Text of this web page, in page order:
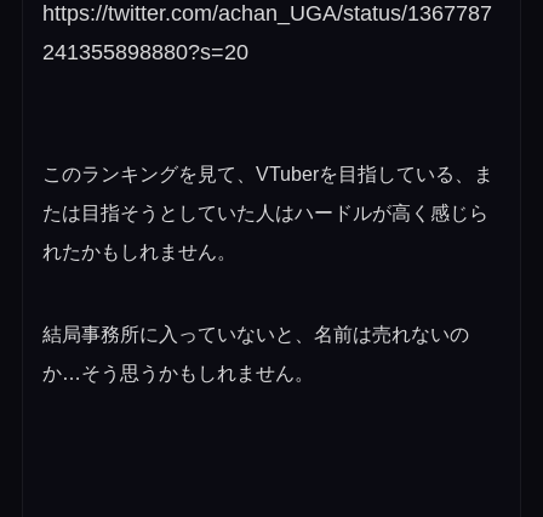
https://twitter.com/achan_UGA/status/1367787
241355898880?s=20
このランキングを見て、VTuberを目指している、ま
たは目指そうとしていた人はハードルが高く感じら
れたかもしれません。
結局事務所に入っていないと、名前は売れないの
か…そう思うかもしれません。